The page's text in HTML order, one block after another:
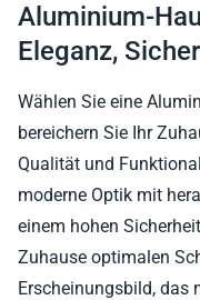
Aluminium-
Eleganz,
Wählen Sie eine
bereichern Sie Ihr
Qualität und
moderne Optik mit
einem hohen
Zuhause optimalen
Erscheinungsbild, das